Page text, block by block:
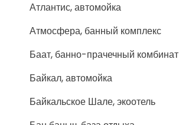
Атлантис, автомойка
Атмосфера, банный комплекс
Баат, банно-прачечный комбинат
Байкал, автомойка
Байкальское Шале, экоотель